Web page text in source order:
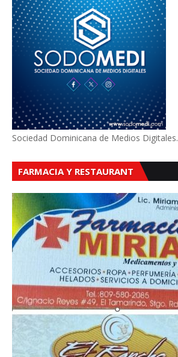
Sociedad Dominicana de Medios Digitales.
FARMACIA Y RESTAURANT